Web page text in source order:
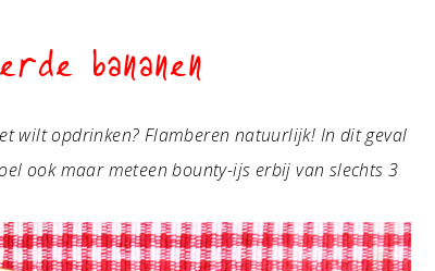
bananen
wilt opdrinken? Flamberen natuurlijk! In dit geval
ook maar meteen bounty-ijs erbij van slechts 3